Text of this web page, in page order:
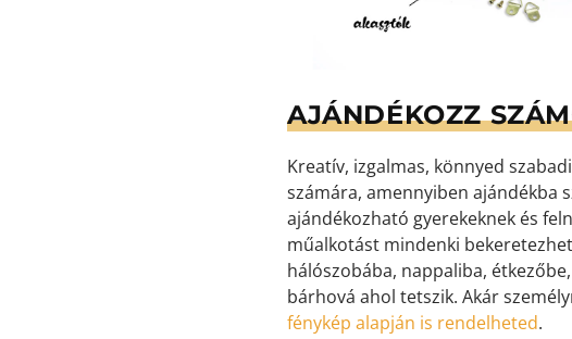
AJÁNDÉKOZZ
Kreatív, izgalmas, könnyed
számára, amennyiben ajándékba
ajándékozható gyerekeknek és
műalkotást mindenki
hálószobába, nappaliba,
bárhová ahol tetszik. Akár
fénykép alapján is rendelheted.